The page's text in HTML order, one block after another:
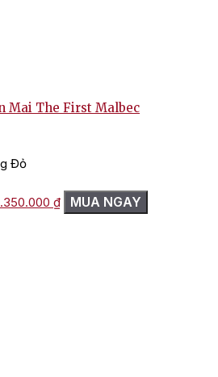
Mai The First Malbec
Đỏ
₫Giá
hiện
MUA NGAY